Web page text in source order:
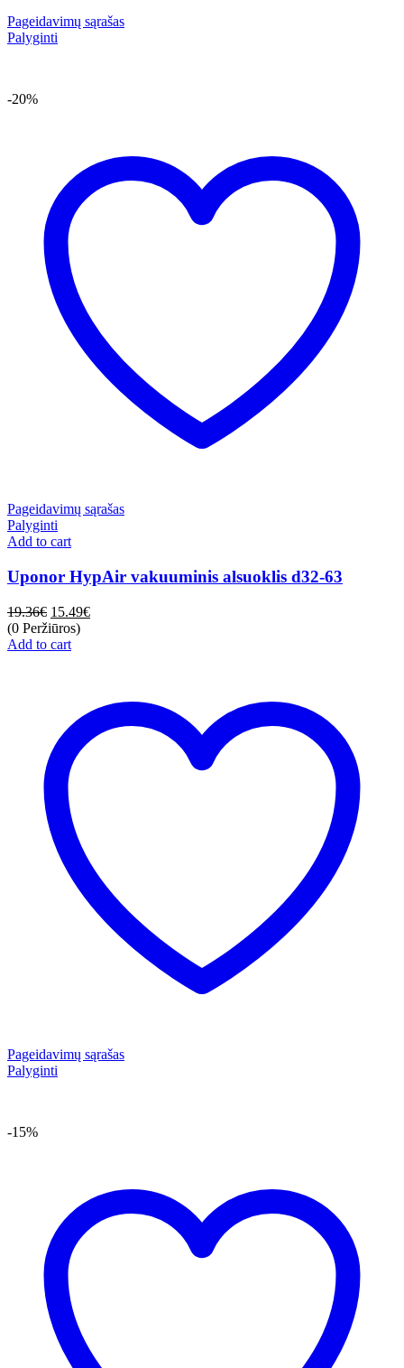
Pageidavimų sąrašas
Palyginti
-20%
Pageidavimų sąrašas
Palyginti
Add to cart
Uponor HypAir vakuuminis alsuoklis d32-63
19.36€ 15.49€
(0 Peržiūros)
Add to cart
Pageidavimų sąrašas
Palyginti
-15%